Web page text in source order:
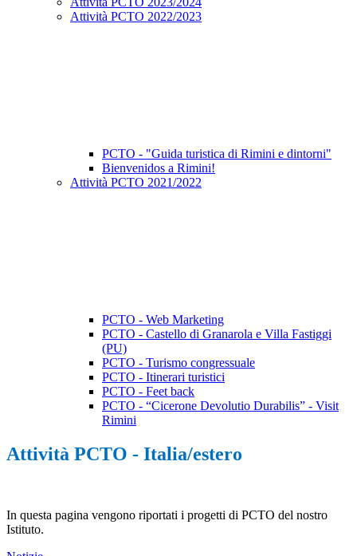
Attività PCTO 2022/2023
PCTO - "Guida turistica di Rimini e dintorni"
Bienvenidos a Rimini!
Attività PCTO 2021/2022
PCTO - Web Marketing
PCTO - Castello di Granarola e Villa Fastiggi
(PU)
PCTO - Turismo congressuale
PCTO - Itinerari turistici
PCTO - Feet back
PCTO - “Cicerone Devolutio Durabilis” - Visit
Rimini
Attività PCTO - Italia/estero
In questa pagina vengono riportati i progetti di PCTO del nostro
Istituto.